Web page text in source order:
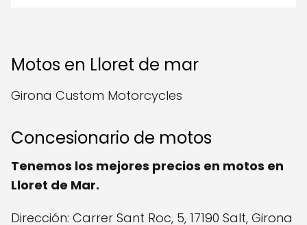
Motos en Lloret de mar
Girona Custom Motorcycles
Concesionario de motos
Tenemos los mejores precios en motos en
Lloret de Mar.
Dirección: Carrer Sant Roc, 5, 17190 Salt, Girona